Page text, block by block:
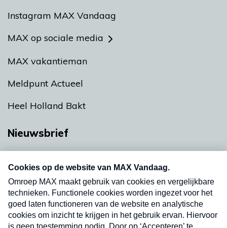
Instagram MAX Vandaag
MAX op sociale media
MAX vakantieman
Meldpunt Actueel
Heel Holland Bakt
Nieuwsbrief
nieuwsbrief. Elke vrijdag- en dinsdagochtend in
uw mailbox.
Verzend